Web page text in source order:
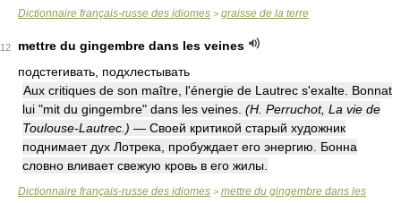
Dictionnaire français-russe des idiomes > graisse de la terre
12
mettre du gingembre dans les veines
подстегивать, подхлестывать
Aux critiques de son maître, l'énergie de Lautrec s'exalte. Bonnat
lui "mit du gingembre" dans les veines. (H. Perruchot, La vie de
Toulouse-Lautrec.) — Своей критикой старый художник
поднимает дух Лотрека, пробуждает его энергию. Бонна
словно вливает свежую кровь в его жилы.
Dictionnaire français-russe des idiomes > mettre du gingembre dans les